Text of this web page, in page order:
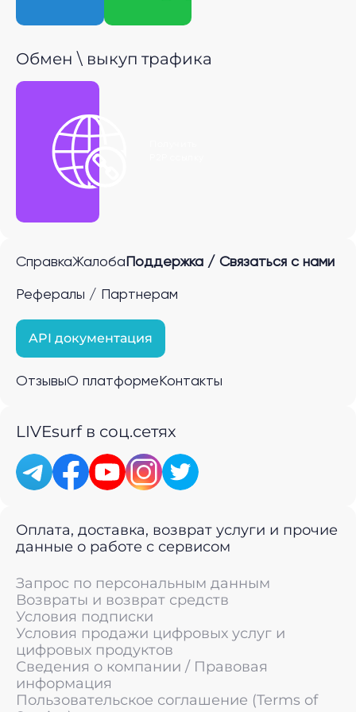
Обмен \ выкуп трафика
СправкаЖалоба Поддержка / Связаться с нами
Рефералы / Партнерам
API документация
ОтзывыО платформе Контакты
LIVEsurf в соц.сетях
Оплата, доставка, возврат услуги и прочие
данные о работе с сервисом
Запрос по персональным данным
Возвраты и возврат средств
Условия подписки
Условия продажи цифровых услуг и
цифровых продуктов
Сведения о компании / Правовая
информация
Пользовательское соглашение (Terms of